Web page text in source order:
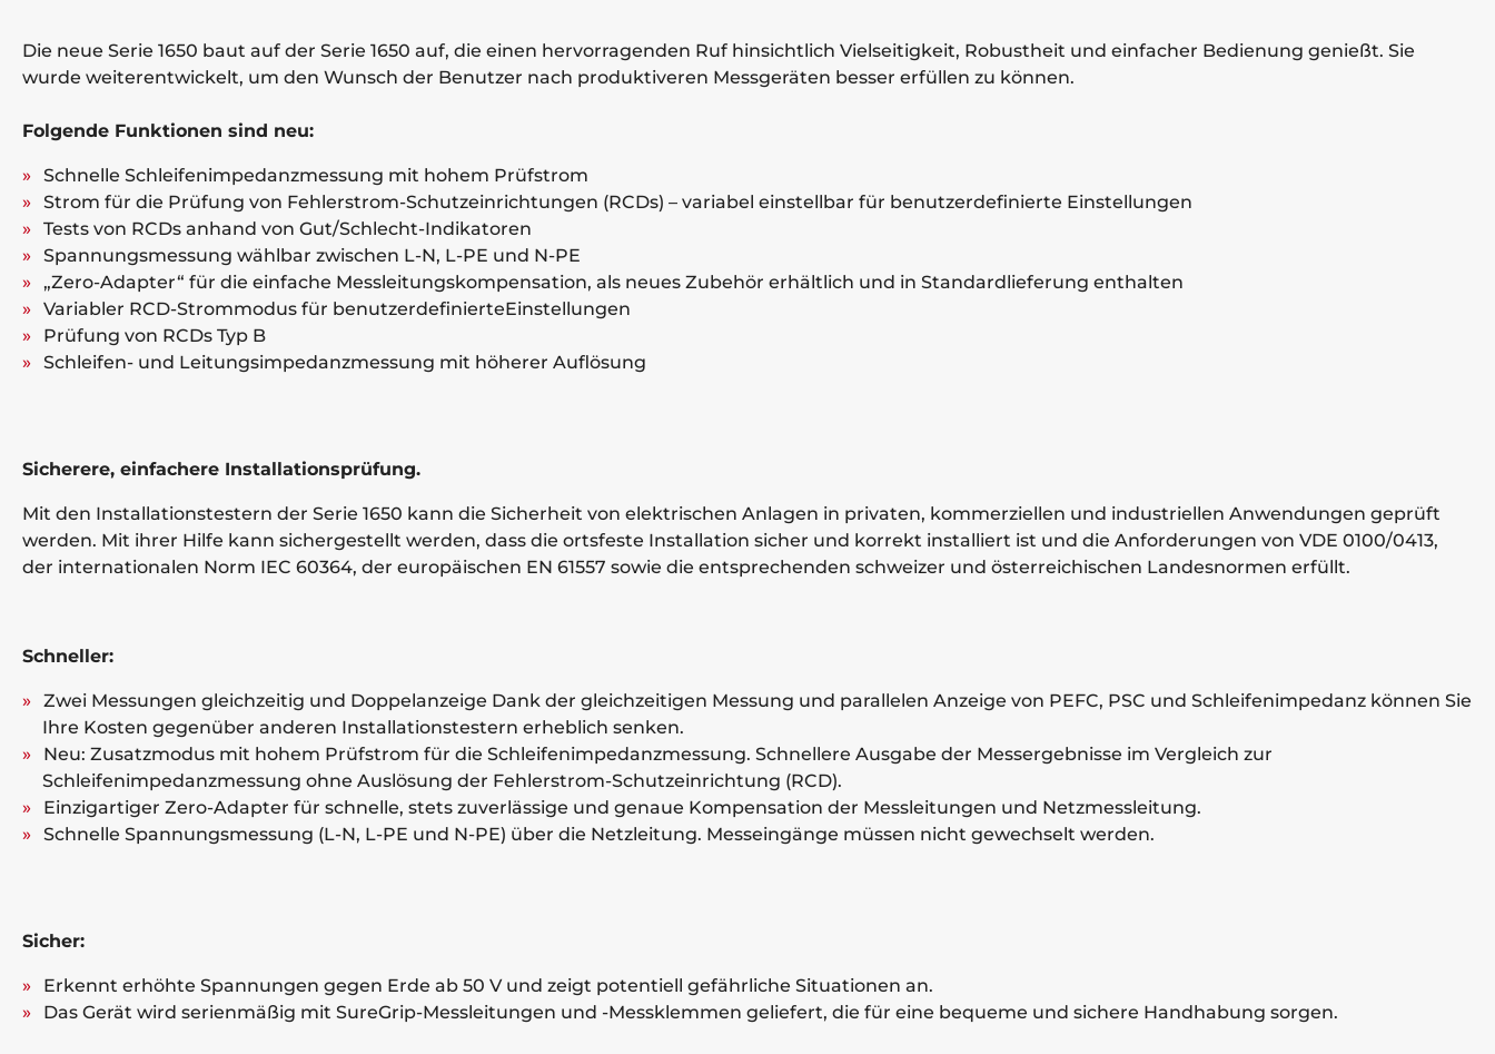
Die neue Serie 1650 baut auf der Serie 1650 auf, die einen hervorragenden Ruf hinsichtlich Vielseitigkeit, Robustheit und einfacher Bedienung genießt. Sie
wurde weiterentwickelt, um den Wunsch der Benutzer nach produktiveren Messgeräten besser erfüllen zu können.
Folgende Funktionen sind neu:
Schnelle Schleifenimpedanzmessung mit hohem Prüfstrom
Strom für die Prüfung von Fehlerstrom-Schutzeinrichtungen (RCDs) – variabel einstellbar für benutzerdefinierte Einstellungen
Tests von RCDs anhand von Gut/Schlecht-Indikatoren
Spannungsmessung wählbar zwischen L-N, L-PE und N-PE
„Zero-Adapter“ für die einfache Messleitungskompensation, als neues Zubehör erhältlich und in Standardlieferung enthalten
Variabler RCD-Strommodus für benutzerdefinierteEinstellungen
Prüfung von RCDs Typ B
Schleifen- und Leitungsimpedanzmessung mit höherer Auflösung
Sicherere, einfachere Installationsprüfung.
Mit den Installationstestern der Serie 1650 kann die Sicherheit von elektrischen Anlagen in privaten, kommerziellen und industriellen Anwendungen geprüft
werden. Mit ihrer Hilfe kann sichergestellt werden, dass die ortsfeste Installation sicher und korrekt installiert ist und die Anforderungen von VDE 0100/0413,
der internationalen Norm IEC 60364, der europäischen EN 61557 sowie die entsprechenden schweizer und österreichischen Landesnormen erfüllt.
Schneller:
Zwei Messungen gleichzeitig und Doppelanzeige Dank der gleichzeitigen Messung und parallelen Anzeige von PEFC, PSC und Schleifenimpedanz können Sie
Ihre Kosten gegenüber anderen Installationstestern erheblich senken.
Neu: Zusatzmodus mit hohem Prüfstrom für die Schleifenimpedanzmessung. Schnellere Ausgabe der Messergebnisse im Vergleich zur
Schleifenimpedanzmessung ohne Auslösung der Fehlerstrom-Schutzeinrichtung (RCD).
Einzigartiger Zero-Adapter für schnelle, stets zuverlässige und genaue Kompensation der Messleitungen und Netzmessleitung.
Schnelle Spannungsmessung (L-N, L-PE und N-PE) über die Netzleitung. Messeingänge müssen nicht gewechselt werden.
Sicher:
Erkennt erhöhte Spannungen gegen Erde ab 50 V und zeigt potentiell gefährliche Situationen an.
Das Gerät wird serienmäßig mit SureGrip-Messleitungen und -Messklemmen geliefert, die für eine bequeme und sichere Handhabung sorgen.